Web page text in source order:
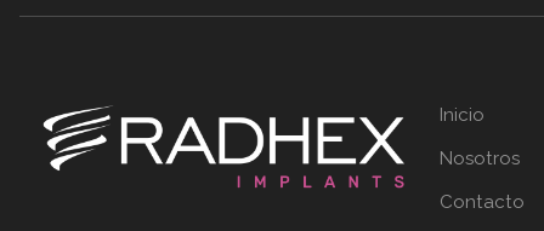
Inicio
Nosotros
Contacto